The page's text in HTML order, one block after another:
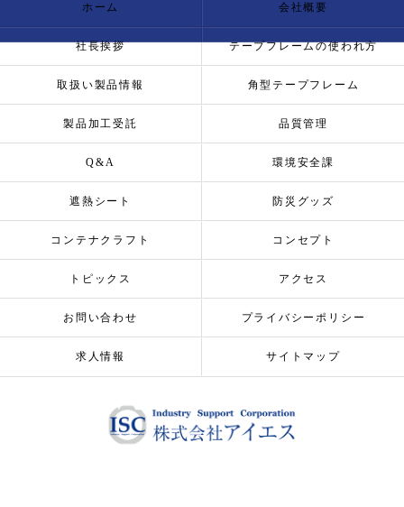
ホーム 会社概要
社長挨拶 テープフレームの使われ方
取扱い製品情報 角型テープフレーム
製品加工受託 品質管理
Q&A 環境安全課
遮熱シート 防災グッズ
コンテナクラフト コンセプト
トピックス アクセス
お問い合わせ プライバシーポリシー
求人情報 サイトマップ